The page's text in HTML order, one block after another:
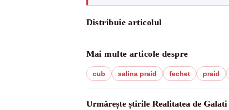
Distribuie articolul
Mai multe articole despre
cub salina praid fechet praid
Urmărește știrile Realitatea de Galati